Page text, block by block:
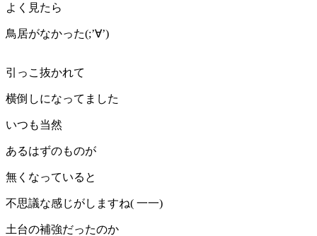
よく見たら
鳥居がなかった(;’∀’)
引っこ抜かれて
横倒しになってました
いつも当然
あるはずのものが
無くなっていると
不思議な感じがしますね( 一一)
土台の補強だったのか